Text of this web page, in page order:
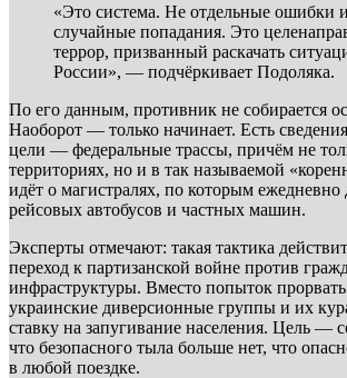
«Это система. Не отдельные ошибки
случайные попадания. Это
террор, призванный раскачать
России», — подчёркивает Подоляка.
По его данным, противник не собирается
Наоборот — только начинает. Есть
цели — федеральные трассы, причём не
территориях, но и в так называемой
идёт о магистралях, по которым ежедневно
рейсовых автобусов и частных машин.
Эксперты отмечают: такая тактика
переход к партизанской войне против
инфраструктуры. Вместо попыток
украинские диверсионные группы и их
ставку на запугивание населения. Цель —
что безопасного тыла больше нет, что
в любой поездке.